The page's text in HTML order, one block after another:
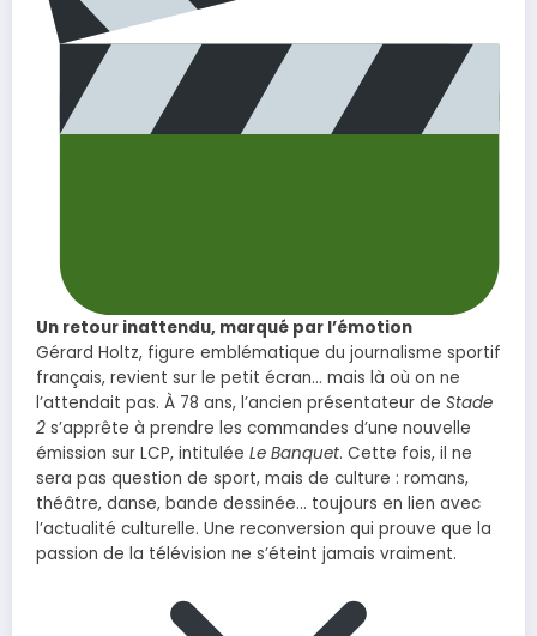
Un retour inattendu, marqué par l’émotion
Gérard Holtz, figure emblématique du journalisme sportif
français, revient sur le petit écran… mais là où on ne
l’attendait pas. À 78 ans, l’ancien présentateur de Stade
2 s’apprête à prendre les commandes d’une nouvelle
émission sur LCP, intitulée Le Banquet. Cette fois, il ne
sera pas question de sport, mais de culture : romans,
théâtre, danse, bande dessinée… toujours en lien avec
l’actualité culturelle. Une reconversion qui prouve que la
passion de la télévision ne s’éteint jamais vraiment.